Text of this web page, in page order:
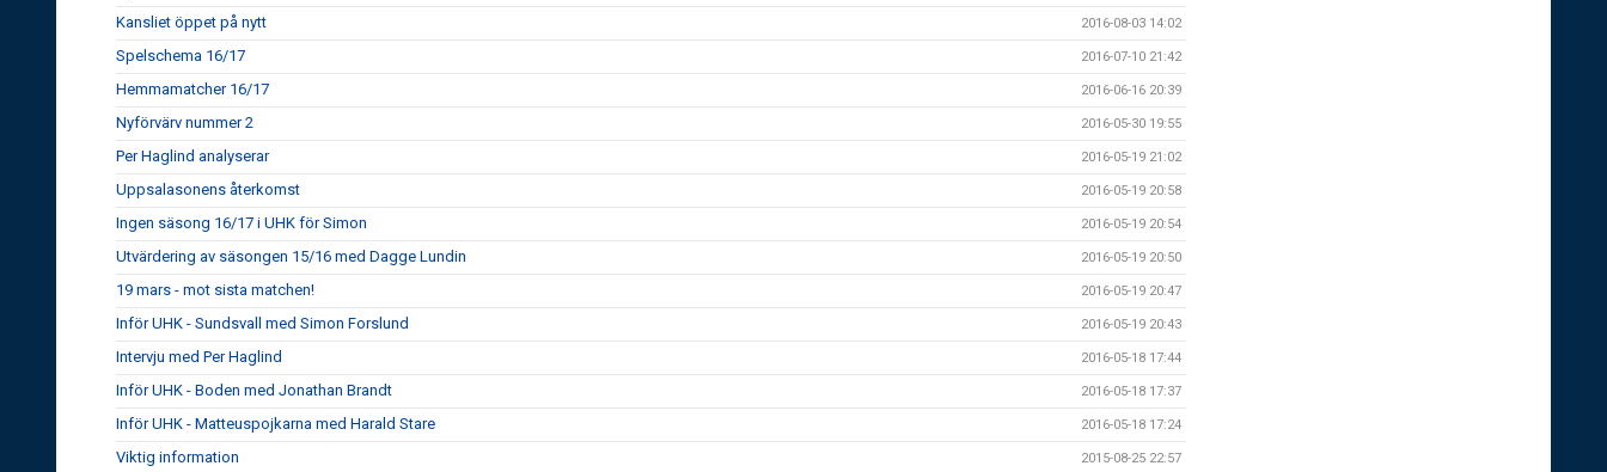
Kansliet öppet på nytt 2016-08-03 14:02
Spelschema 16/17 2016-07-10 21:42
Hemmamatcher 16/17 2016-06-16 20:39
Nyförvärv nummer 2 2016-05-30 19:55
Per Haglind analyserar 2016-05-19 21:02
Uppsalasonens återkomst 2016-05-19 20:58
Ingen säsong 16/17 i UHK för Simon 2016-05-19 20:54
Utvärdering av säsongen 15/16 med Dagge Lundin 2016-05-19 20:50
19 mars - mot sista matchen! 2016-05-19 20:47
Inför UHK - Sundsvall med Simon Forslund 2016-05-19 20:43
Intervju med Per Haglind 2016-05-18 17:44
Inför UHK - Boden med Jonathan Brandt 2016-05-18 17:37
Inför UHK - Matteuspojkarna med Harald Stare 2016-05-18 17:24
Viktig information 2015-08-25 22:57